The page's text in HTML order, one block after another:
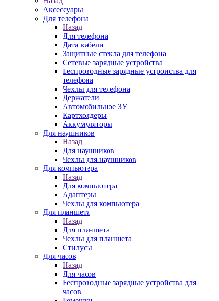
Аксессуары
Для телефона
Назад
Для телефона
Дата-кабели
Защитные стекла для телефона
Сетевые зарядные устройства
Беспроводные зарядные устройства для
телефона
Чехлы для телефона
Держатели
Автомобильное ЗУ
Картхолдеры
Аккумуляторы
Для наушников
Назад
Для наушников
Чехлы для наушников
Для компьютера
Назад
Для компьютера
Адаптеры
Чехлы для компьютера
Для планшета
Назад
Для планшета
Чехлы для планшета
Стилусы
Для часов
Назад
Для часов
Беспроводные зарядные устройства для
часов